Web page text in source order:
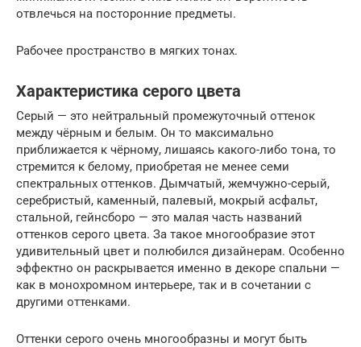
отвлечься на посторонние предметы.
Рабочее пространство в мягких тонах.
Характеристика серого цвета
Серый — это нейтральный промежуточный оттенок
между чёрным и белым. Он то максимально
приближается к чёрному, лишаясь какого-либо тона, то
стремится к белому, приобретая не менее семи
спектральных оттенков. Дымчатый, жемчужно-серый,
серебристый, каменный, палевый, мокрый асфальт,
стальной, гейнсборо — это малая часть названий
оттенков серого цвета. За такое многообразие этот
удивительный цвет и полюбился дизайнерам. Особенно
эффектно он раскрывается именно в декоре спальни —
как в монохромном интерьере, так и в сочетании с
другими оттенками.
Оттенки серого очень многообразны и могут быть